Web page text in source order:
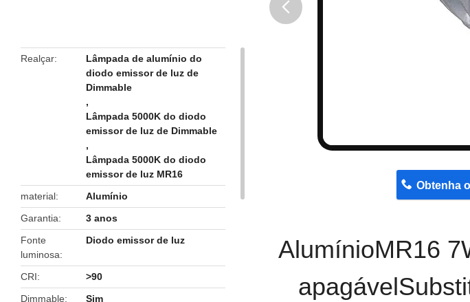
Realçar
Lâmpada de alumínio do
diodo emissor de luz de
Dimmable
,
Lâmpada 5000K do diodo
emissor de luz de Dimmable
,
Lâmpada 5000K do diodo
emissor de luz MR16
material
Alumínio
Garantia
3 anos
Fonte
luminosa
Diodo emissor de luz
CRI
>90
Dimmable
Sim
Obtenha
AlumínioMR16
apagável